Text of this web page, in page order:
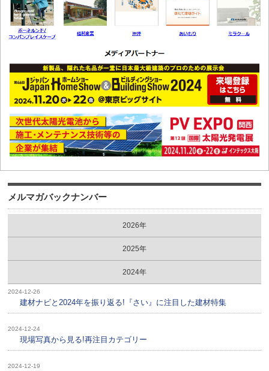
メルマガバックナンバー
2026年
2025年
2024年
2024-12-26
建材ナビと2024年を振り返る!『さい』に注目した建材特集
2024-12-24
現場写真から見る!再注目カテゴリー
2024-12-19